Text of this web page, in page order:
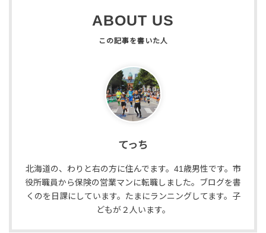
ABOUT US
てっち
北海道の、わりと右の方に住んでます。41歳男性です。市
役所職員から保険の営業マンに転職しました。ブログを書
くのを日課にしています。たまにランニングしてます。子
どもが２人います。